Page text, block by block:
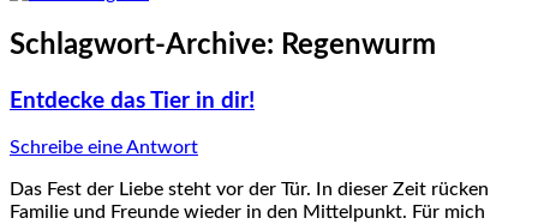
Schlagwort-Archive: Regenwurm
Entdecke das Tier in dir!
Schreibe eine Antwort
Das Fest der Liebe steht vor der Tür. In dieser Zeit rücken
Familie und Freunde wieder in den Mittelpunkt. Für mich